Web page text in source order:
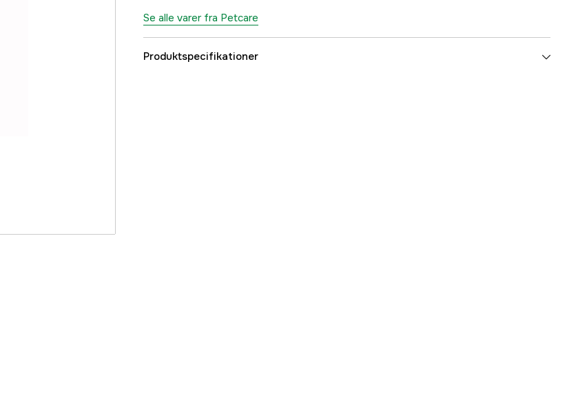
Se alle varer fra Petcare
Produktspecifikationer